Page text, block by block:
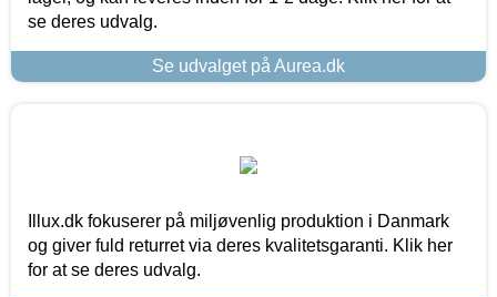
se deres udvalg.
Se udvalget på Aurea.dk
Illux.dk fokuserer på miljøvenlig produktion i Danmark
og giver fuld returret via deres kvalitetsgaranti. Klik her
for at se deres udvalg.